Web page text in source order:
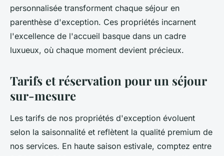
personnalisée transforment chaque séjour en
parenthèse d'exception. Ces propriétés incarnent
l'excellence de l'accueil basque dans un cadre
luxueux, où chaque moment devient précieux.
Tarifs et réservation pour un séjour
sur-mesure
Les tarifs de nos propriétés d'exception évoluent
selon la saisonnalité et reflètent la qualité premium de
nos services. En haute saison estivale, comptez entre